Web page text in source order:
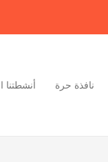
نافذة حرة أنشطتنا